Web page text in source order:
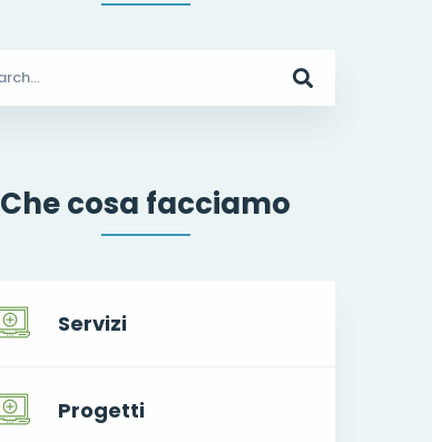
Che cosa facciamo
Servizi
Progetti